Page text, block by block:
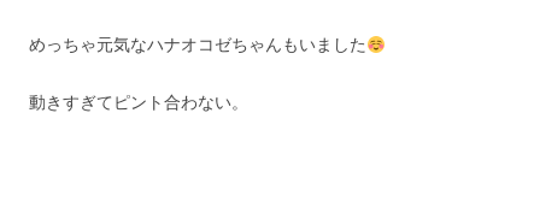
めっちゃ元気なハナオコゼちゃんもいました
動きすぎてピント合わない。